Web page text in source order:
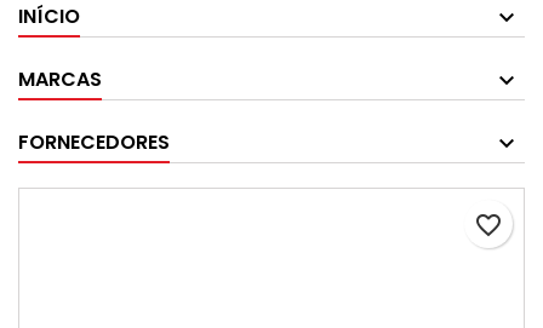
INÍCIO
MARCAS
FORNECEDORES
favorite_border